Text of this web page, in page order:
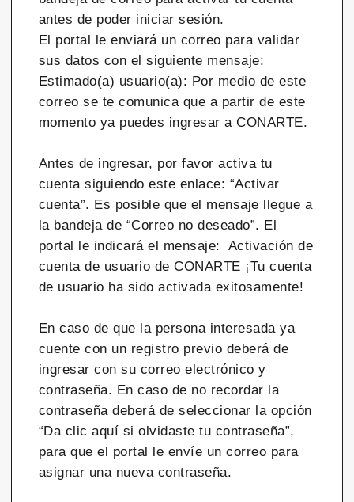
antes de poder iniciar sesión.
El portal le enviará un correo para validar
sus datos con el siguiente mensaje:
Estimado(a) usuario(a): Por medio de este
correo se te comunica que a partir de este
momento ya puedes ingresar a CONARTE.
Antes de ingresar, por favor activa tu
cuenta siguiendo este enlace: “Activar
cuenta”. Es posible que el mensaje llegue a
la bandeja de “Correo no deseado”. El
portal le indicará el mensaje: Activación de
cuenta de usuario de CONARTE ¡Tu cuenta
de usuario ha sido activada exitosamente!
En caso de que la persona interesada ya
cuente con un registro previo deberá de
ingresar con su correo electrónico y
contraseña. En caso de no recordar la
contraseña deberá de seleccionar la opción
“Da clic aquí si olvidaste tu contraseña”,
para que el portal le envíe un correo para
asignar una nueva contraseña.